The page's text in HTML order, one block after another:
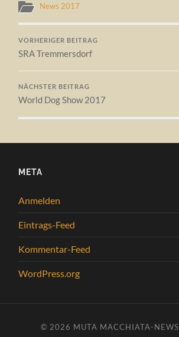
News 2017
VORHERIGER BEITRAG
SRA Tremmersdorf
NÄCHSTER BEITRAG
World Dog Show 2017
META
Anmelden
Eintrags-Feed
Kommentar-Feed
WordPress.org
© 2026 MUTA MACCHIATA-NEWS